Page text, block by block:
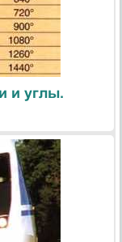
и углы.